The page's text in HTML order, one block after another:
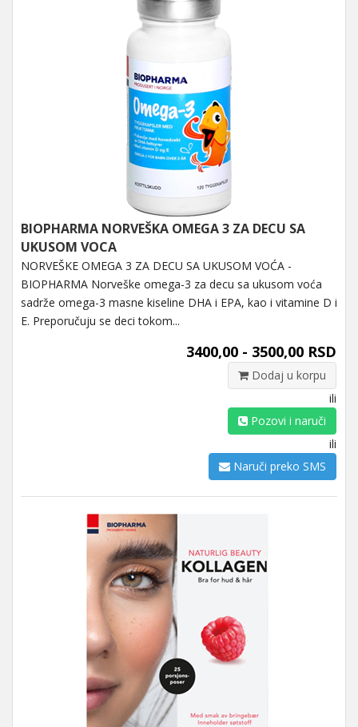
BIOPHARMA NORVEŠKA OMEGA 3 ZA DECU SA
UKUSOM VOCA
NORVEŠKE OMEGA 3 ZA DECU SA UKUSOM VOĆA -
BIOPHARMA Norveške omega-3 za decu sa ukusom voća
sadrže omega-3 masne kiseline DHA i EPA, kao i vitamine D i
E. Preporučuju se deci tokom...
3400,00 - 3500,00 RSD
Dodaj u korpu
ili
Pozovi i naruči
ili
Naruči preko SMS